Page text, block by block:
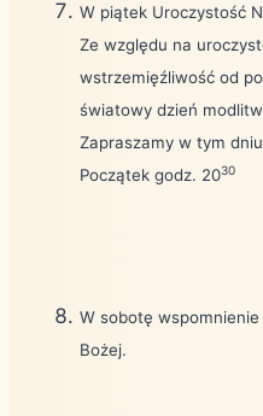
W piątek Uroczystość
Ze względu na
wstrzemięźliwość od
światowy dzień
Zapraszamy w tym
Początek godz. 2030
W sobotę
Bożej.